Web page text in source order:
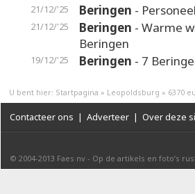
21/12/'25 Beringen -
21/12/'25 Beringen - Warme
Beringen
19/12/'25 Beringen - 7
U bent hier: Startpagina » Leopoldsburg » 6370
Contacteer ons | Adverteer | Over deze
© 2004-2013 Faes nv - Op de artikels en foto’s